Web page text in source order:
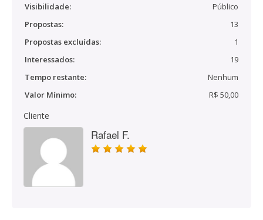
Visibilidade:
Público
Propostas:
13
Propostas excluídas:
1
Interessados:
19
Tempo restante:
Nenhum
Valor Mínimo:
R$ 50,00
Cliente
Rafael F.